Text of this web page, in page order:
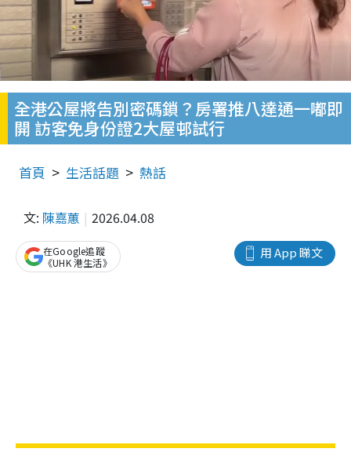
全港公屋將告別密碼鎖？房署推八達通一嘟即
開 訪客免身份證2大屋邨試行
首頁 生活話題 熱話
文: 陳嘉蕙 2026.04.08
用 App 睇文
在Google追蹤
《UHK 港生活》